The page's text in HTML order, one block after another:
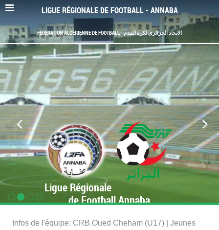
LIGUE RÉGIONALE DE FOOTBALL - ANNABA
FÉDÉRATION ALGÉRIENNE DE FOOTBALL - الاتحاد الجزائري لكرة القدم
Ligue Régionale
de Football Annaba
Infos de l'équipe: CRB.Oued Cheham (U17) | Jeunes